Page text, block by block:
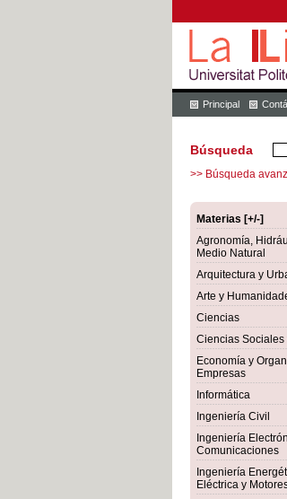
Principal
Búsqueda
>> Búsqueda
Materias [+/-]
Agronomía,
Medio Natural
Arquitectura y
Arte y
Ciencias
Ciencias Sociales
Economía y
Empresas
Informática
Ingeniería Civil
Ingeniería
Comunicaciones
Ingeniería
Eléctrica y